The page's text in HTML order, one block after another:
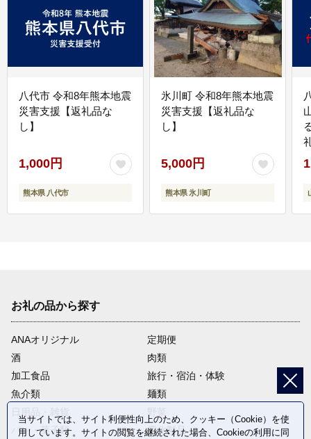
八代市 令和8年熊本地震
災害支援【返礼品な
し】
1,000円
熊本県 八代市
氷川町 令和8年熊本地震
災害支援【返礼品な
し】
5,000円
熊本県 氷川町
お礼の品から探す
ANAオリジナル
定期便
酒
肉類
加工食品
旅行・宿泊・体験
魚介類
麺類
パン・菓子類
電化製品
当サイトでは、サイト利便性向上のため、クッキー（Cookie）を使
用しています。サイトの閲覧を継続された場合、Cookieの利用に同